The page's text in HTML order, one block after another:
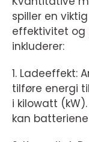
spiller en
effektivitet og
inkluderer:
1. Ladeeffekt:
tilføre energi
i kilowatt
kan